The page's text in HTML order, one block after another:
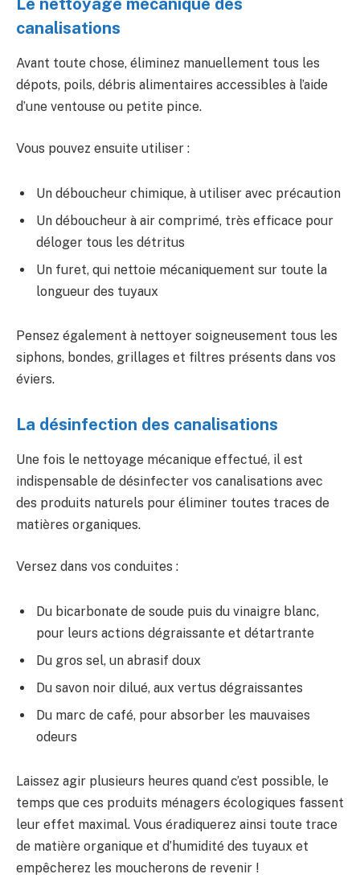
Le nettoyage mécanique des
canalisations
Avant toute chose, éliminez manuellement tous les
dépots, poils, débris alimentaires accessibles à l’aide
d’une ventouse ou petite pince.
Vous pouvez ensuite utiliser :
Un déboucheur chimique, à utiliser avec précaution
Un déboucheur à air comprimé, très efficace pour
déloger tous les détritus
Un furet, qui nettoie mécaniquement sur toute la
longueur des tuyaux
Pensez également à nettoyer soigneusement tous les
siphons, bondes, grillages et filtres présents dans vos
éviers.
La désinfection des canalisations
Une fois le nettoyage mécanique effectué, il est
indispensable de désinfecter vos canalisations avec
des produits naturels pour éliminer toutes traces de
matières organiques.
Versez dans vos conduites :
Du bicarbonate de soude puis du vinaigre blanc,
pour leurs actions dégraissante et détartrante
Du gros sel, un abrasif doux
Du savon noir dilué, aux vertus dégraissantes
Du marc de café, pour absorber les mauvaises
odeurs
Laissez agir plusieurs heures quand c’est possible, le
temps que ces produits ménagers écologiques fassent
leur effet maximal. Vous éradiquerez ainsi toute trace
de matière organique et d’humidité des tuyaux et
empêcherez les moucherons de revenir !